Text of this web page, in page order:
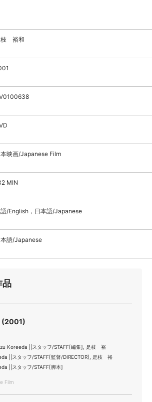
枝 裕和
本映画/Japanese Film
MIN
/English，日本語/Japanese
本語/Japanese
品
(2001)
Koreeda ||スタッフ/STAFF[編集], 是枝 裕
||スタッフ/STAFF[監督/DIRECTOR], 是枝 裕
||スタッフ/STAFF[脚本]
Film